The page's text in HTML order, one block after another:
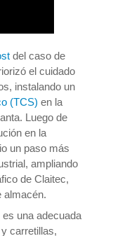
del caso de
el cuidado
instalando un
(TCS) en la
Luego de
en la
un paso más
ampliando
de Claitec,
almacén.
una adecuada
carretillas,